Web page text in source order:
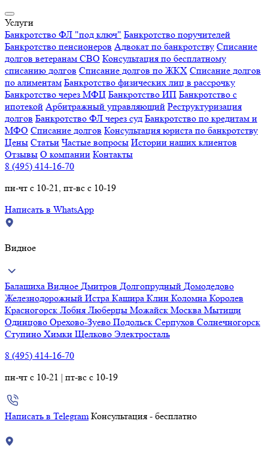
Услуги
Банкротство ФЛ "под ключ" Банкротство поручителей
Банкротство пенсионеров Адвокат по банкротству Списание
долгов ветеранам СВО Консультация по бесплатному
списанию долгов Списание долгов по ЖКХ Списание долгов
по алиментам Банкротство физических лиц в рассрочку
Банкротство через МФЦ Банкротство ИП Банкротство с
ипотекой Арбитражный управляющий Реструктуризация
долгов Банкротство ФЛ через суд Банкротство по кредитам и
МФО Списание долгов Консультация юриста по банкротству
Цены Статьи Частые вопросы Истории наших клиентов
Отзывы О компании Контакты
8 (495) 414-16-70
пн-чт с 10-21, пт-вс с 10-19
Написать в WhatsApp
Видное
Балашиха Видное Дмитров Долгопрудный Домодедово
Железнодорожный Истра Кашира Клин Коломна Королев
Красногорск Лобня Люберцы Можайск Москва Мытищи
Одинцово Орехово-Зуево Подольск Серпухов Солнечногорск
Ступино Химки Щелково Электросталь
8 (495) 414-16-70
пн-чт с 10-21 | пт-вс с 10-19
Написать в Telegram Консультация - бесплатно